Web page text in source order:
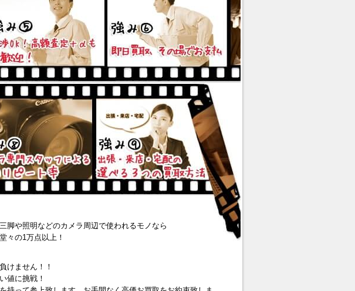
脚や照明などのカメラ周辺で使われるモノなら
々の1万点以上！
けません！！
値に挑戦！